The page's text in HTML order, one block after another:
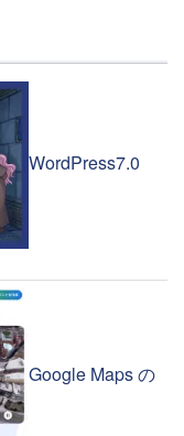
WordPress7.0
Google Maps の